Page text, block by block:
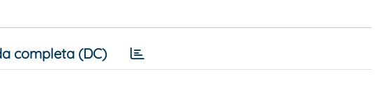
completa (DC)